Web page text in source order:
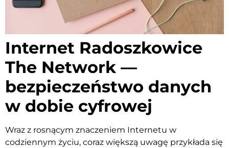
Internet Radoszkowice
The Network —
bezpieczeństwo danych
w dobie cyfrowej
Wraz z rosnącym znaczeniem Internetu w
codziennym życiu, coraz większą uwagę przykłada się